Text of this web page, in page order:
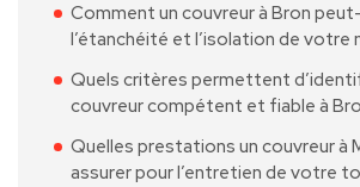
Comment un couvreur à Bron
l’étanchéité et l’isolation de votre
Quels critères permettent
couvreur compétent et fiable à
Quelles prestations un couvreur à
assurer pour l’entretien de votre